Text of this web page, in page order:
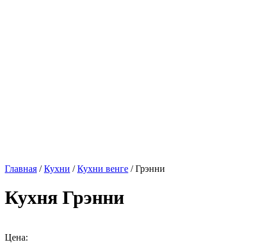
Главная /Кухни /Кухни венге / Грэнни
Кухня Грэнни
Цена: